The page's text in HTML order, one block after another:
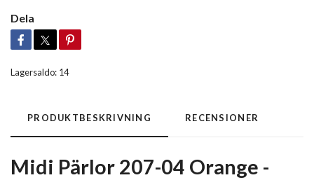
Dela
Lagersaldo: 14
PRODUKTBESKRIVNING RECENSIONER
Midi Pärlor 207-04 Orange -